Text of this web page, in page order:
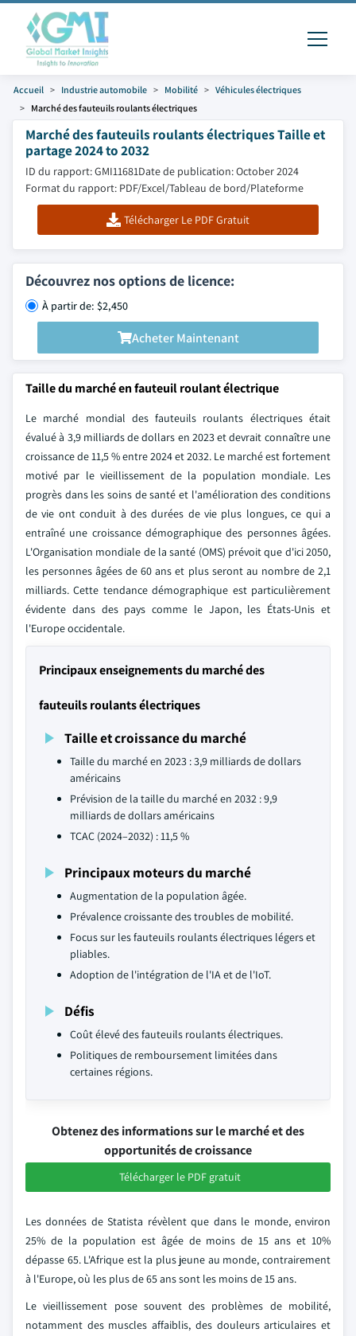
Accueil Industrie automobile Mobilité
Véhicules électriques
Marché des fauteuils roulants électriques
Marché des fauteuils roulants électriques Taille et
partage 2024 to 2032
ID du rapport: GMI11681Date de publication: October 2024
Format du rapport: PDF/Excel/Tableau de bord/Plateforme
Télécharger Le PDF Gratuit
Découvrez nos options de licence:
À partir de: $2,450
Acheter Maintenant
Taille du marché en fauteuil roulant électrique
Le marché mondial des fauteuils roulants électriques était
évalué à 3,9 milliards de dollars en 2023 et devrait connaître une
croissance de 11,5 % entre 2024 et 2032. Le marché est fortement
motivé par le vieillissement de la population mondiale. Les
progrès dans les soins de santé et l'amélioration des conditions
de vie ont conduit à des durées de vie plus longues, ce qui a
entraîné une croissance démographique des personnes âgées.
L'Organisation mondiale de la santé (OMS) prévoit que d'ici 2050,
les personnes âgées de 60 ans et plus seront au nombre de 2,1
milliards. Cette tendance démographique est particulièrement
évidente dans des pays comme le Japon, les États-Unis et
l'Europe occidentale.
Principaux enseignements du marché des
fauteuils roulants électriques
Taille et croissance du marché
Taille du marché en 2023 : 3,9 milliards de dollars
américains
Prévision de la taille du marché en 2032 : 9,9
milliards de dollars américains
TCAC (2024–2032) : 11,5 %
Principaux moteurs du marché
Augmentation de la population âgée.
Prévalence croissante des troubles de mobilité.
Focus sur les fauteuils roulants électriques légers et
pliables.
Adoption de l'intégration de l'IA et de l'IoT.
Défis
Coût élevé des fauteuils roulants électriques.
Politiques de remboursement limitées dans
certaines régions.
Obtenez des informations sur le marché et des
opportunités de croissance
Télécharger le PDF gratuit
Les données de Statista révèlent que dans le monde, environ
25% de la population est âgée de moins de 15 ans et 10%
dépasse 65. L'Afrique est la plus jeune au monde, contrairement
à l'Europe, où les plus de 65 ans sont les moins de 15 ans.
Le vieillissement pose souvent des problèmes de mobilité,
notamment des muscles affaiblis, des douleurs articulaires et